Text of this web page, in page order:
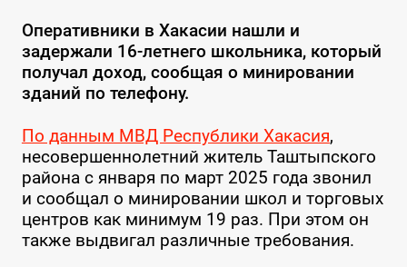
Оперативники в Хакасии нашли и
задержали 16-летнего школьника, который
получал доход, сообщая о минировании
зданий по телефону.
По данным МВД Республики Хакасия,
несовершеннолетний житель Таштыпского
района с января по март 2025 года звонил
и сообщал о минировании школ и торговых
центров как минимум 19 раз. При этом он
также выдвигал различные требования.